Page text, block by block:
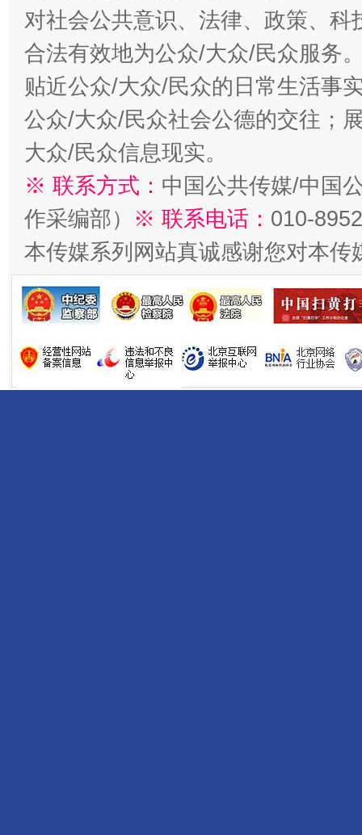
对社会公共意识、法律、政策、
合法有效地为公众/大众/民众服务
贴近公众/大众/民众的日常生活事
公众/大众/民众社会公德的交往；
大众/民众信息现实。
※ 联系方式： 中国公共传媒/中国
作采编部） ※ 联系电话： 010-
本传媒系列网站真诚感谢您对本